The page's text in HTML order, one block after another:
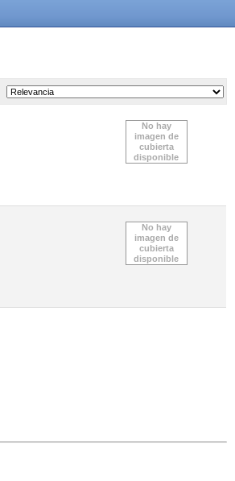
No hay
imagen de
cubierta
disponible
No hay
imagen de
cubierta
disponible